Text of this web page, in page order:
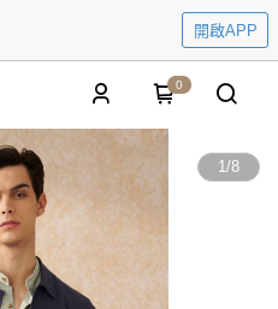
開啟APP
0
1/8